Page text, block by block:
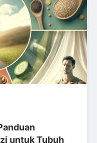
untuk Tubuh